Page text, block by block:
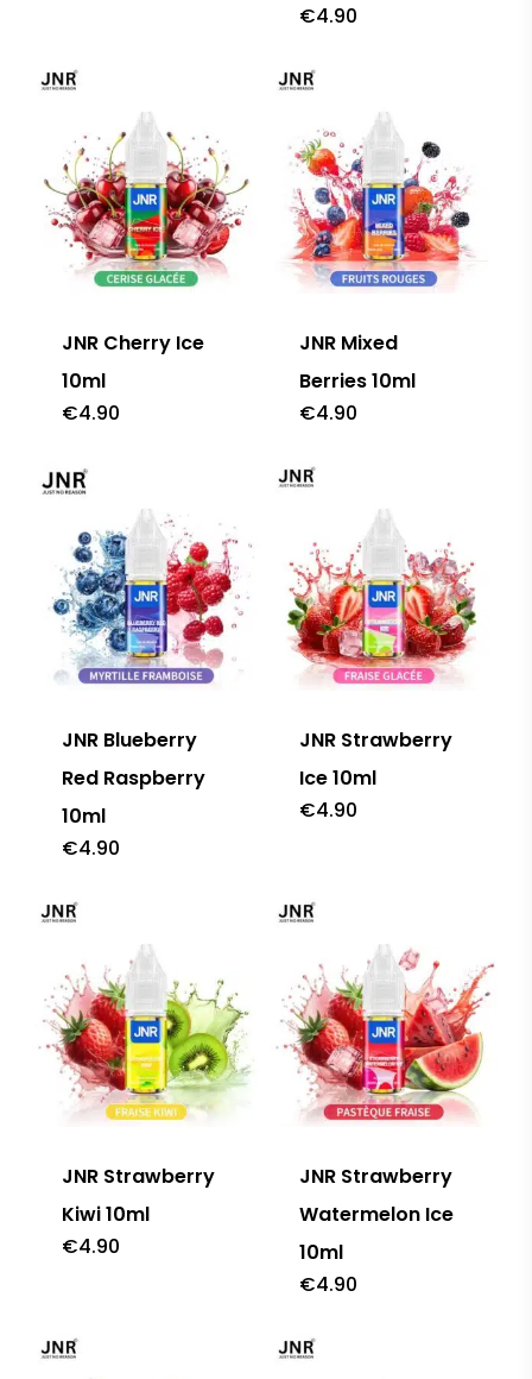
€4.90
JNR Cherry Ice
10ml
€4.90
JNR Mixed
Berries 10ml
€4.90
JNR Blueberry
Red Raspberry
10ml
€4.90
JNR Strawberry
Ice 10ml
€4.90
JNR Strawberry
Kiwi 10ml
€4.90
JNR Strawberry
Watermelon Ice
10ml
€4.90